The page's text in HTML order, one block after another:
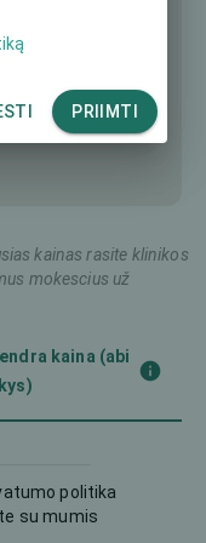
kainas rasite klinikos
mokescius už
kaina (abi
politika
su mumis
PRIIMTI